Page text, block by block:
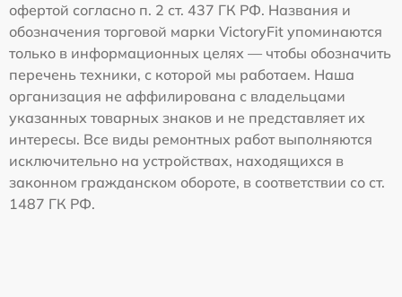
офертой согласно п. 2 ст. 437 ГК РФ. Названия и
обозначения торговой марки VictoryFit упоминаются
только в информационных целях — чтобы обозначить
перечень техники, с которой мы работаем. Наша
организация не аффилирована с владельцами
указанных товарных знаков и не представляет их
интересы. Все виды ремонтных работ выполняются
исключительно на устройствах, находящихся в
законном гражданском обороте, в соответствии со ст.
1487 ГК РФ.